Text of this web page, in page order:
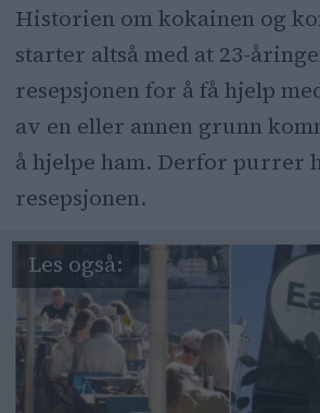
Historien om kokainen og
starter altså med at 23-
resepsjonen for å få hjelp
av en eller annen grunn
å hjelpe ham. Derfor purrer
resepsjonen.